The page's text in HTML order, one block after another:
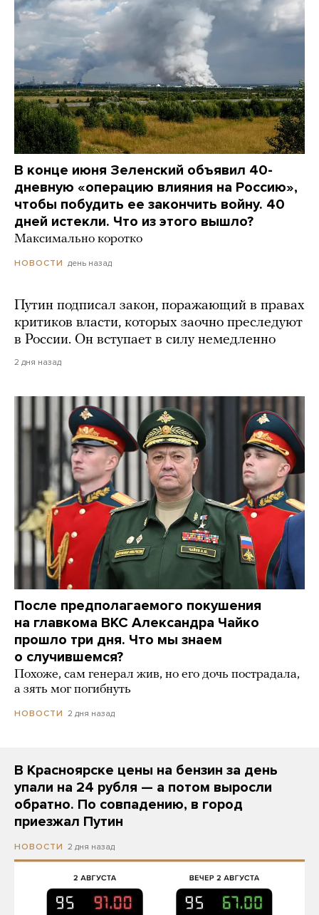
В конце июня Зеленский объявил 40-
дневную «операцию влияния на Россию»,
чтобы побудить ее закончить войну. 40
дней истекли. Что из этого вышло?
Максимально коротко
НОВОСТИ день назад
Путин подписал закон, поражающий в правах
критиков власти, которых заочно преследуют
в России. Он вступает в силу немедленно
2 дня назад
После предполагаемого покушения
на главкома ВКС Александра Чайко
прошло три дня. Что мы знаем
о случившемся?
Похоже, сам генерал жив, но его дочь пострадала,
а зять мог погибнуть
НОВОСТИ 2 дня назад
В Красноярске цены на бензин за день
упали на 24 рубля — а потом выросли
обратно. По совпадению, в город
приезжал Путин
НОВОСТИ 2 дня назад